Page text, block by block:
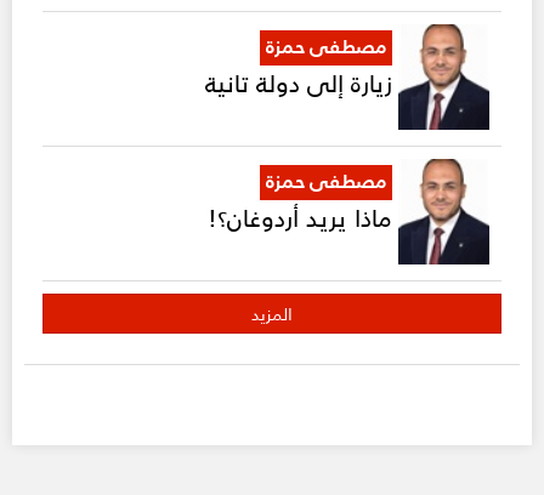
مصطفى حمزة
زيارة إلى دولة تانية
مصطفى حمزة
ماذا يريد أردوغان؟!
المزيد